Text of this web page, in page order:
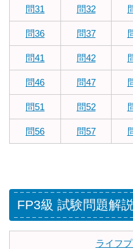
問31 問32
問36 問37
問41 問42
問46 問47
問51 問52
問56 問57
FP3級 試験問題解
ライフ